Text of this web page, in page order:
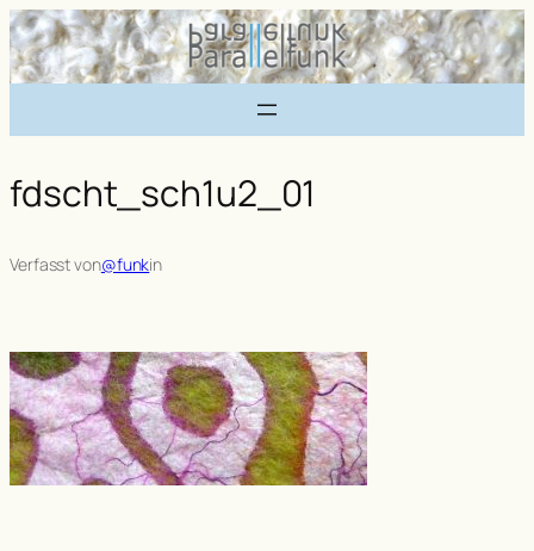
Zum
Inhalt
springen
fdscht_sch1u2_01
Verfasst von@funkin